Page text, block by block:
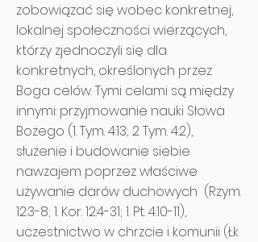
zobowiązać się wobec konkretnej,
lokalnej społeczności wierzących,
którzy zjednoczyli się dla
konkretnych, określonych przez
Boga celów. Tymi celami są między
innymi: przyjmowanie nauki Słowa
Bożego (1. Tym. 4:13; 2 Tym. 4:2),
służenie i budowanie siebie
nawzajem poprzez właściwe
używanie darów duchowych (Rzym.
12:3-8; 1. Kor. 12:4-31; 1. Pt. 4:10-11),
uczestnictwo w chrzcie i komunii (Łk